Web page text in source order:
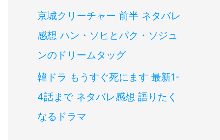
京城クリーチャー 前半 ネタバレ
感想 ハン・ソヒとパク・ソジュ
ンのドリームタッグ
韓ドラ もうすぐ死にます 最新1-
4話まで ネタバレ感想 語りたく
なるドラマ